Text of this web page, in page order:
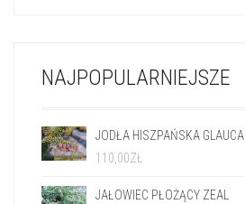
NAJPOPULARNIEJSZE
JODŁA HISZPAŃSKA GLAUCA
110,00ZŁ
JAŁOWIEC PŁOŻĄCY ZEAL